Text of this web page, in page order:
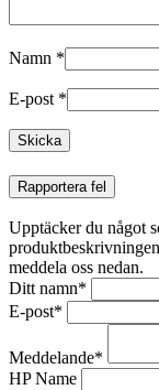
Namn *
E-post *
Rapportera fel
Upptäcker du något
meddela oss nedan.
Ditt namn*
E-post*
Meddelande*
HP Name